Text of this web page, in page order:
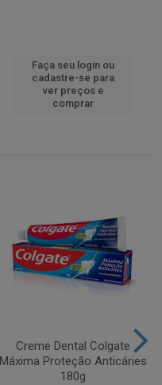
Faça seu login ou
cadastre-se para
ver preços e
comprar
Creme Dental Colgate
Máxima Proteção Anticáries
180g